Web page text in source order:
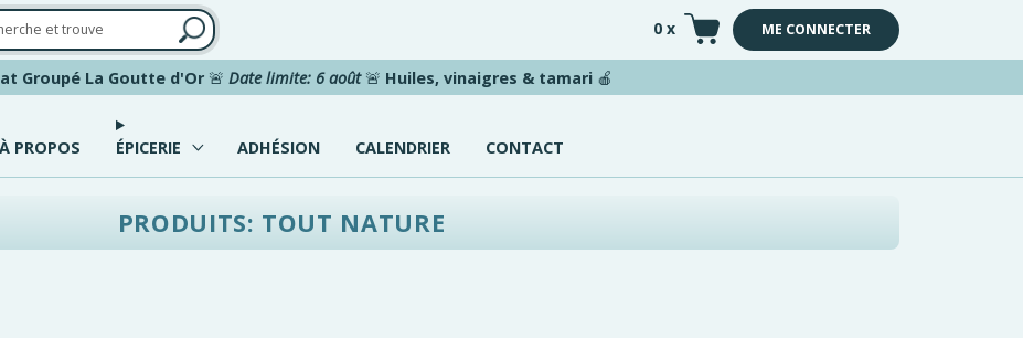
0 x ME CONNECTER
Groupé La Goutte d'Or 🚨 Date limite: 6 août🚨 Huiles, vinaigres & tamari 🍎
À PROPOS ÉPICERIE ADHÉSION CALENDRIER CONTACT
PRODUITS: TOUT NATURE